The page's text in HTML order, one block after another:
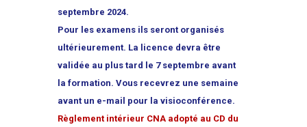
septembre 2024.
Pour les examens ils seront organisés
ultérieurement. La licence devra être
validée au plus tard le 7 septembre avant
la formation. Vous recevrez une semaine
avant un e-mail pour la visioconférence.
Règlement intérieur CNA adopté au CD du